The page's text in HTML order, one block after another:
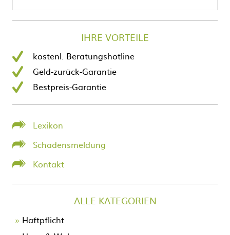
IHRE VORTEILE
kostenl. Beratungshotline
Geld-zurück-Garantie
Bestpreis-Garantie
Lexikon
Schadensmeldung
Kontakt
ALLE KATEGORIEN
Navigation
überspringen
Haftpflicht